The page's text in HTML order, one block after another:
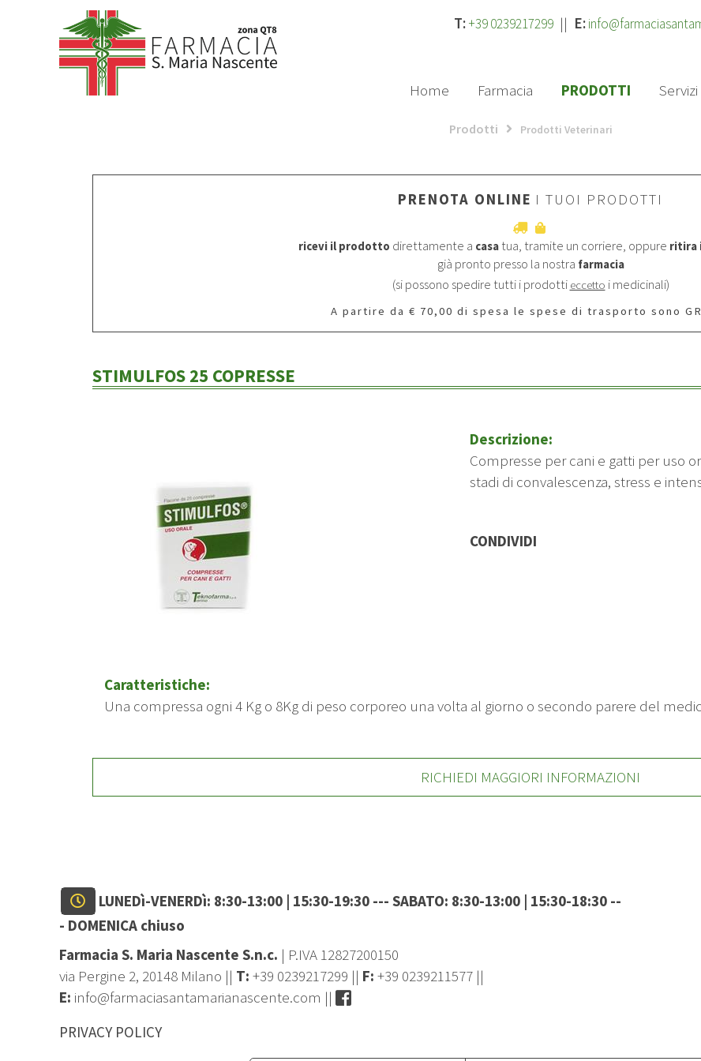
T:+39 0239217299 || E:
Home Farmacia PRODOTTI Servizi
Prodotti Prodotti Veterinari
PRENOTA ONLINE I TUOI PRODOTTI
ricevi il prodotto direttamente a casatua, tramite un corriere, oppure ritira
già pronto presso la nostra farmacia
(si possono spedire tutti i prodotti eccetto i medicinali)
A partire da € 70,00 di spesa le spese di trasporto sono
STIMULFOS 25 COPRESSE
Descrizione:
Compresse per cani e gatti per uso
stadi di convalescenza, stress e
CONDIVIDI
Caratteristiche:
Una compressa ogni 4 Kg o 8Kg di peso corporeo una volta al giorno o secondo parere del
RICHIEDI MAGGIORI INFORMAZIONI
LUNEDì-VENERDì: 8:30-13:00 | 15:30-19:30 --- SABATO: 8:30-13:00 | 15:30-18:30 --
- DOMENICA chiuso
Farmacia S. Maria Nascente S.n.c. | P.IVA 12827200150
via Pergine 2, 20148 Milano || T: +39 0239217299 || F: +39 0239211577 ||
E: info@farmaciasantamarianascente.com ||
PRIVACY POLICY